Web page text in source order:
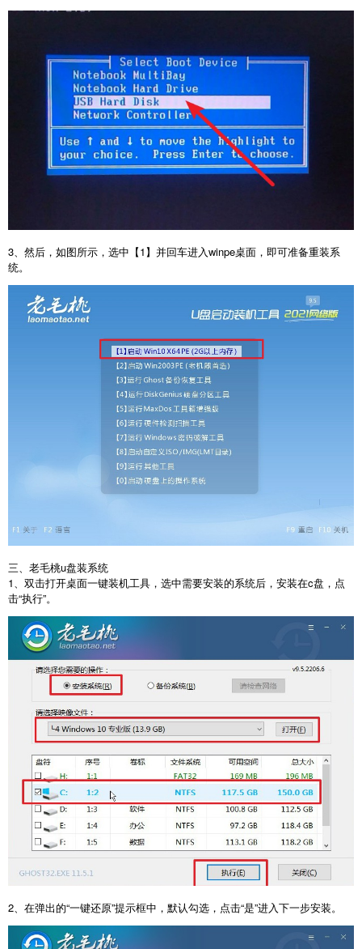
3、然后，如图所示，选中【1】并回车进入winpe桌面，即可准备重装系
统。
三、老毛桃u盘装系统
1、双击打开桌面一键装机工具，选中需要安装的系统后，安装在c盘，点
击“执行”。
2、在弹出的“一键还原”提示框中，默认勾选，点击“是”进入下一步安装。